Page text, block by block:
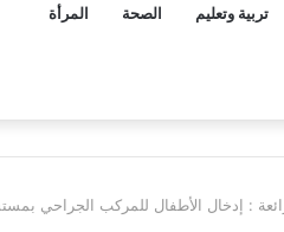
تربية وتعليم الصحة المرأة
: إدخال الأطفال للمركب الجراحي